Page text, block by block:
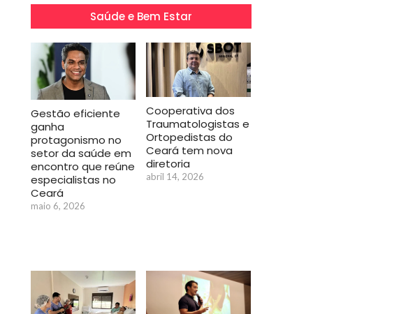
Saúde e Bem Estar
Gestão eficiente
ganha
protagonismo no
setor da saúde em
encontro que reúne
especialistas no
Ceará
maio 6, 2026
Cooperativa dos
Traumatologistas e
Ortopedistas do
Ceará tem nova
diretoria
abril 14, 2026